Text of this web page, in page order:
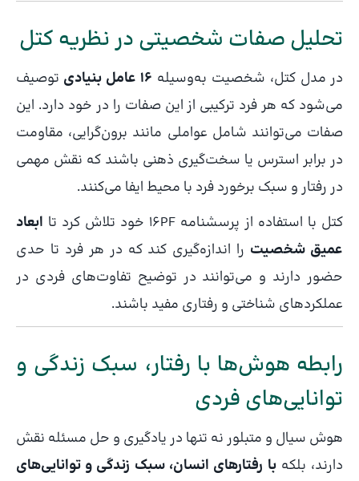
تحلیل صفات شخصیتی در نظریه کتل
در مدل کتل، شخصیت به‌وسیله 16 عامل بنیادی
توصیف
می‌شود که هر فرد ترکیبی از این صفات را در خود دارد. این
صفات می‌توانند شامل عواملی مانند برون‌گرایی، مقاومت
در برابر استرس یا سخت‌گیری ذهنی باشند که نقش مهمی
در رفتار و سبک برخورد فرد با محیط ایفا می‌کنند.
کتل با استفاده از پرسشنامه 16PF خود تلاش کرد تا
ابعاد
عمیق شخصیت را اندازه‌گیری کند که در هر فرد تا حدی
حضور دارند و می‌توانند در توضیح تفاوت‌های فردی در
عملکردهای شناختی و رفتاری مفید باشند.
رابطه هوش‌ها با رفتار، سبک زندگی و
توانایی‌های فردی
هوش سیال و متبلور نه تنها در یادگیری و حل مسئله نقش
دارند، بلکهبا رفتارهای انسان، سبک زندگی و توانایی‌های